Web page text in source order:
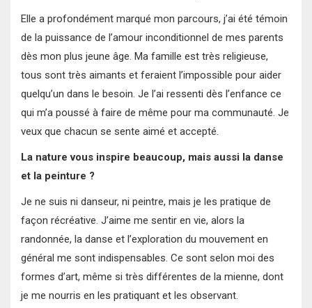
Elle a profondément marqué mon parcours, j’ai été témoin
de la puissance de l’amour inconditionnel de mes parents
dès mon plus jeune âge. Ma famille est très religieuse,
tous sont très aimants et feraient l’impossible pour aider
quelqu’un dans le besoin. Je l’ai ressenti dès l’enfance ce
qui m’a poussé à faire de même pour ma communauté. Je
veux que chacun se sente aimé et accepté.
La nature vous inspire beaucoup, mais aussi la danse
et la peinture ?
Je ne suis ni danseur, ni peintre, mais je les pratique de
façon récréative. J’aime me sentir en vie, alors la
randonnée, la danse et l’exploration du mouvement en
général me sont indispensables. Ce sont selon moi des
formes d’art, même si très différentes de la mienne, dont
je me nourris en les pratiquant et les observant.